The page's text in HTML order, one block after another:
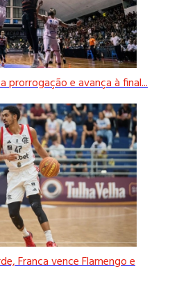
prorrogação e avança à final...
Franca vence Flamengo e